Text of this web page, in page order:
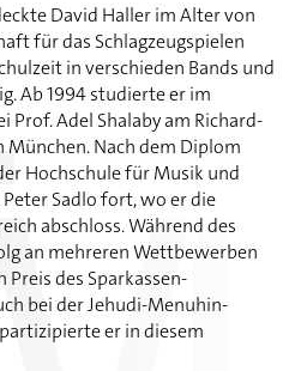
David Haller im Alter von
für das Schlagzeugspielen
in verschieden Bands und
Ab 1994 studierte er im
Prof. Adel Shalaby am Richard-
Nach dem Diplom
Hochschule für Musik und
Sadlo fort, wo er die
abschloss. Während des
an mehreren Wettbewerben
des Sparkassen-
bei der Jehudi-Menuhin-
er in diesem